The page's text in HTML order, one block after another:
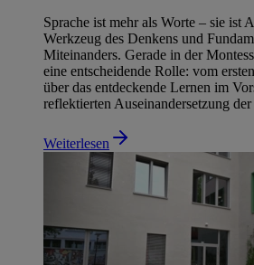
Sprache ist mehr als Worte – sie ist
Werkzeug des Denkens und
Miteinanders. Gerade in der
eine entscheidende Rolle: vom
über das entdeckende Lernen im
reflektierten Auseinandersetzung
Weiterlesen